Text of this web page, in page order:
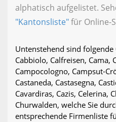
alphatisch aufgelistet.
"Kantonsliste"für Online-
Untenstehend sind
Cabbiolo, Calfreisen, Cama,
Campocologno, Campsut-
Castaneda, Castasegna,
Cavardiras, Cazis, Celerina,
Churwalden, welche Sie
entsprechende Firmenliste